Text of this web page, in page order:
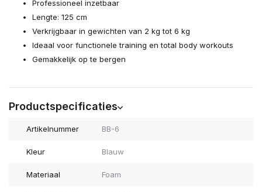
Professioneel inzetbaar
Lengte: 125 cm
Verkrijgbaar in gewichten van 2 kg tot 6 kg
Ideaal voor functionele training en total body workouts
Gemakkelijk op te bergen
Productspecificaties
Artikelnummer BB-6
Kleur Blauw
Materiaal Foam